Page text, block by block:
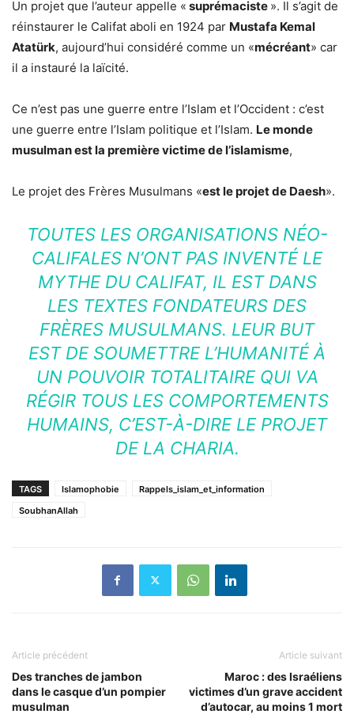
Un projet que l’auteur appelle « suprémaciste ». Il s’agit de
réinstaurer le Califat aboli en 1924 par Mustafa Kemal
Atatürk, aujourd’hui considéré comme un «mécréant» car
il a instauré la laïcité.
Ce n’est pas une guerre entre l’Islam et l’Occident : c’est
une guerre entre l’Islam politique et l’Islam. Le monde
musulman est la première victime de l’islamisme,
Le projet des Frères Musulmans «est le projet de Daesh».
TOUTES LES ORGANISATIONS NÉO-
CALIFALES N’ONT PAS INVENTÉ LE
MYTHE DU CALIFAT, IL EST DANS
LES TEXTES FONDATEURS DES
FRÈRES MUSULMANS. LEUR BUT
EST DE SOUMETTRE L’HUMANITÉ À
UN POUVOIR TOTALITAIRE QUI VA
RÉGIR TOUS LES COMPORTEMENTS
HUMAINS, C’EST-À-DIRE LE PROJET
DE LA CHARIA.
TAGS Islamophobie
Rappels_islam_et_information
SoubhanAllah
Article précédent
Des tranches de jambon
dans le casque d’un pompier
musulman
Article suivant
Maroc : des Israéliens
victimes d’un grave accident
d’autocar, au moins 1 mort